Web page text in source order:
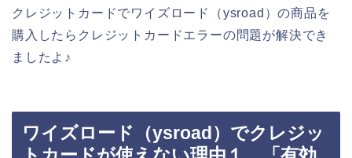
クレジットカードでワイズロード（ysroad）の商品を
購入したらクレジットカードエラーの問題が解決でき
ましたよ♪
ワイズロード（ysroad）でクレジッ